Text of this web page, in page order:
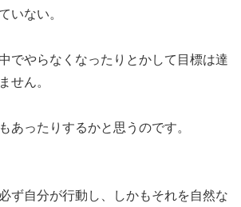
いない。
でやらなくなったりとかして目標は達
せん。
あったりするかと思うのです。
ず自分が行動し、しかもそれを自然な